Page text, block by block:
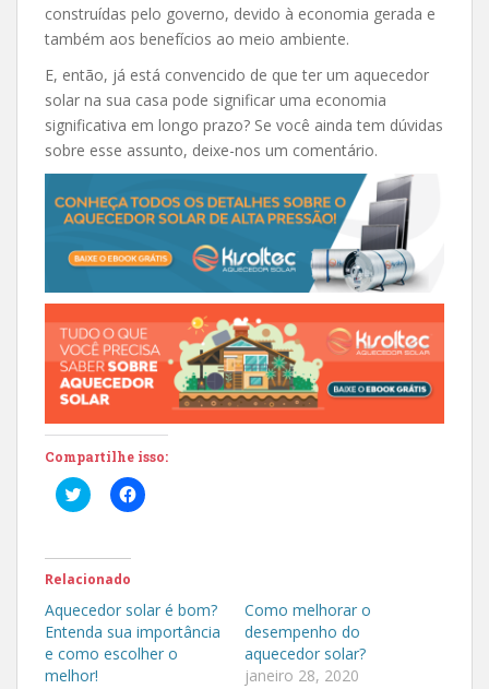
construídas pelo governo, devido à economia gerada e
também aos benefícios ao meio ambiente.
E, então, já está convencido de que ter um aquecedor
solar na sua casa pode significar uma economia
significativa em longo prazo? Se você ainda tem dúvidas
sobre esse assunto, deixe-nos um comentário.
Compartilhe isso:
C
l
e
p
a
r
a
c
o
m
p
C
l
r
a
c
o
m
Relacionado
Aquecedor solar é bom?
Entenda sua importância
e como escolher o
melhor!
Como melhorar o
desempenho do
aquecedor solar?
janeiro 28, 2020